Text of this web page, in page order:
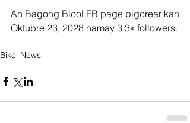
An Bagong Bicol FB page pigcrear kan
Oktubre 23, 2028 namay 3.3k followers.
Bikol News